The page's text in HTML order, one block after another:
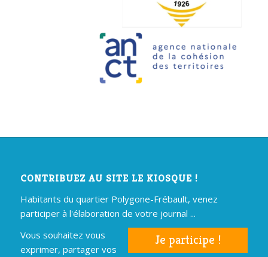
CONTRIBUEZ AU SITE LE KIOSQUE !
Habitants du quartier Polygone-Frébault, venez
participer à l'élaboration de votre journal ...
Je participe !
Vous souhaitez vous
exprimer, partager vos